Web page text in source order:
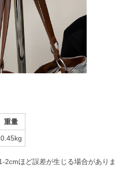
重量
0.45kg
ほど誤差が生じる場合がありま